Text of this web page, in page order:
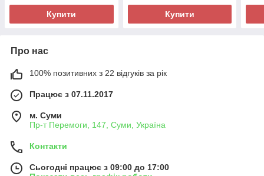
Купити Купити
Про нас
100% позитивних з 22 відгуків за рік
Працює з 07.11.2017
м. Суми
Пр-т Перемоги, 147, Суми, Україна
Контакти
Сьогодні працює з 09:00 до 17:00